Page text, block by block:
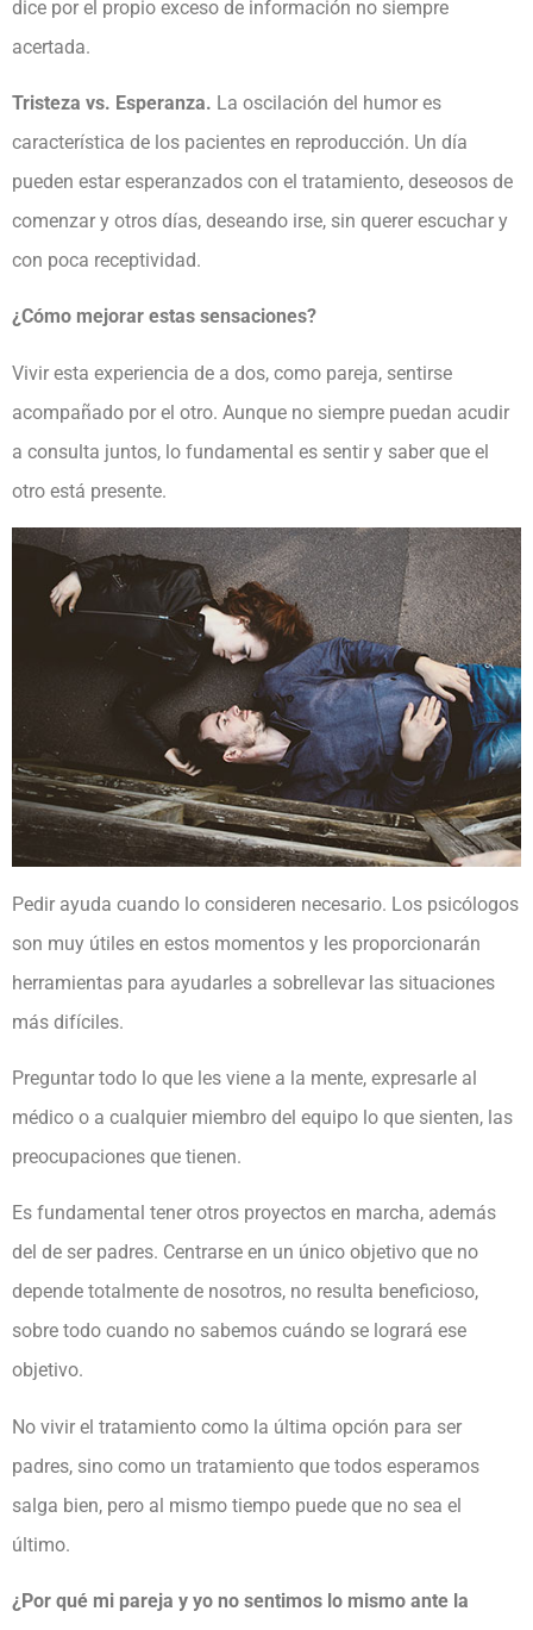
dice por el propio exceso de información no siempre
acertada.
Tristeza vs. Esperanza. La oscilación del humor es
característica de los pacientes en reproducción. Un día
pueden estar esperanzados con el tratamiento, deseosos de
comenzar y otros días, deseando irse, sin querer escuchar y
con poca receptividad.
¿Cómo mejorar estas sensaciones?
Vivir esta experiencia de a dos, como pareja, sentirse
acompañado por el otro. Aunque no siempre puedan acudir
a consulta juntos, lo fundamental es sentir y saber que el
otro está presente.
Pedir ayuda cuando lo consideren necesario. Los psicólogos
son muy útiles en estos momentos y les proporcionarán
herramientas para ayudarles a sobrellevar las situaciones
más difíciles.
Preguntar todo lo que les viene a la mente, expresarle al
médico o a cualquier miembro del equipo lo que sienten, las
preocupaciones que tienen.
Es fundamental tener otros proyectos en marcha, además
del de ser padres. Centrarse en un único objetivo que no
depende totalmente de nosotros, no resulta beneficioso,
sobre todo cuando no sabemos cuándo se logrará ese
objetivo.
No vivir el tratamiento como la última opción para ser
padres, sino como un tratamiento que todos esperamos
salga bien, pero al mismo tiempo puede que no sea el
último.
¿Por qué mi pareja y yo no sentimos lo mismo ante la